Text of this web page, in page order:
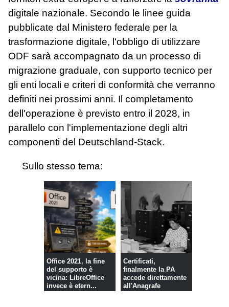
digitale nazionale. Secondo le linee guida
pubblicate dal Ministero federale per la
trasformazione digitale, l'obbligo di utilizzare
ODF sarà accompagnato da un processo di
migrazione graduale, con supporto tecnico per
gli enti locali e criteri di conformità che verranno
definiti nei prossimi anni. Il completamento
dell'operazione è previsto entro il 2028, in
parallelo con l'implementazione degli altri
componenti del Deutschland‑Stack.
Sullo stesso tema:
Office 2021, la fine
del supporto è
vicina: LibreOffice
invece è etern...
Certificati,
finalmente la PA
accede direttamente
all'Anagrafe